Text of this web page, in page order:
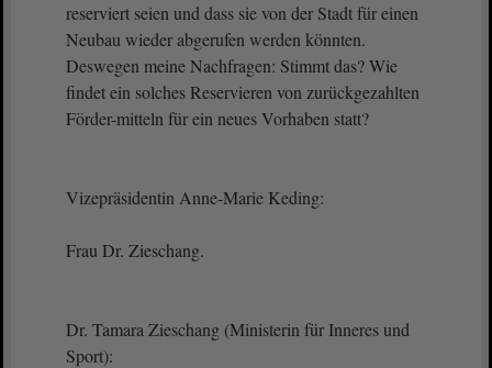
reserviert seien und dass sie von der Stadt für einen
Neubau wieder abgerufen werden könnten.
Deswegen meine Nachfragen: Stimmt das? Wie
findet ein solches Reservieren von zurückgezahlten
Förder-mitteln für ein neues Vorhaben statt?
Vizepräsidentin Anne-Marie Keding:
Frau Dr. Zieschang.
Dr. Tamara Zieschang (Ministerin für Inneres und
Sport):